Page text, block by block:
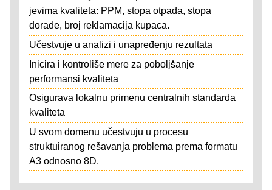
jevima kvaliteta: PPM, stopa otpada, stopa
dorade, broj reklamacija kupaca.
Učestvuje u analizi i unapređenju rezultata
Inicira i kontroliše mere za poboljšanje
performansi kvaliteta
Osigurava lokalnu primenu centralnih standarda
kvaliteta
U svom domenu učestvuju u procesu
struktuiranog rešavanja problema prema formatu
A3 odnosno 8D.